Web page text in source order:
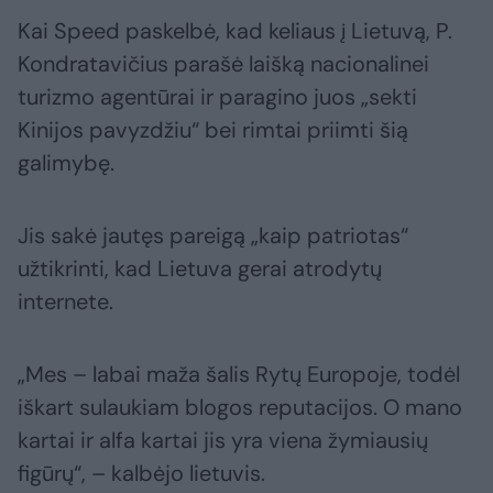
Kai Speed paskelbė, kad keliaus į Lietuvą, P.
Kondratavičius parašė laišką nacionalinei
turizmo agentūrai ir paragino juos „sekti
Kinijos pavyzdžiu“ bei rimtai priimti šią
galimybę.
Jis sakė jautęs pareigą „kaip patriotas“
užtikrinti, kad Lietuva gerai atrodytų
internete.
„Mes – labai maža šalis Rytų Europoje, todėl
iškart sulaukiam blogos reputacijos. O mano
kartai ir alfa kartai jis yra viena žymiausių
figūrų“, – kalbėjo lietuvis.